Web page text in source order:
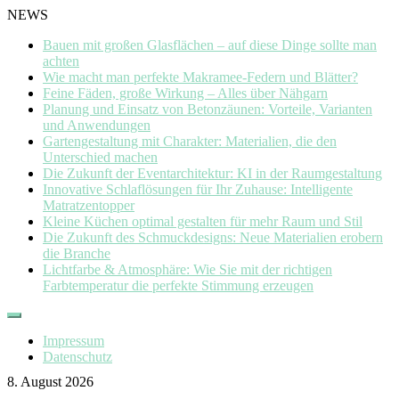
NEWS
Bauen mit großen Glasflächen – auf diese Dinge sollte man
achten
Wie macht man perfekte Makramee-Federn und Blätter?
Feine Fäden, große Wirkung – Alles über Nähgarn
Planung und Einsatz von Betonzäunen: Vorteile, Varianten
und Anwendungen
Gartengestaltung mit Charakter: Materialien, die den
Unterschied machen
Die Zukunft der Eventarchitektur: KI in der Raumgestaltung
Innovative Schlaflösungen für Ihr Zuhause: Intelligente
Matratzentopper
Kleine Küchen optimal gestalten für mehr Raum und Stil
Die Zukunft des Schmuckdesigns: Neue Materialien erobern
die Branche
Lichtfarbe & Atmosphäre: Wie Sie mit der richtigen
Farbtemperatur die perfekte Stimmung erzeugen
Skip
contentImpressum
Datenschutz
8. August 2026